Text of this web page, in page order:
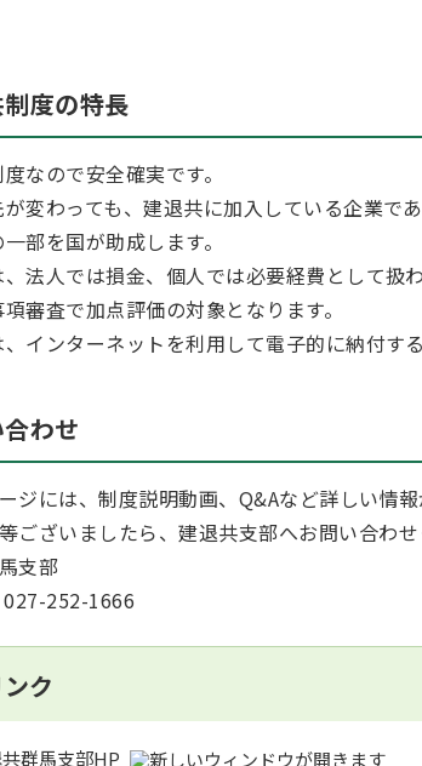
度の特長
なので安全確実です。
変わっても、建退共に加入している企業で
部を国が助成します。
法人では損金、個人では必要経費として扱
審査で加点評価の対象となります。
インターネットを利用して電子的に納付する
わせ
ジには、制度説明動画、Q&Aなど詳しい情報
ございましたら、建退共支部へお問い合わせ
支部
027-252-1666
ク
群馬支部HP